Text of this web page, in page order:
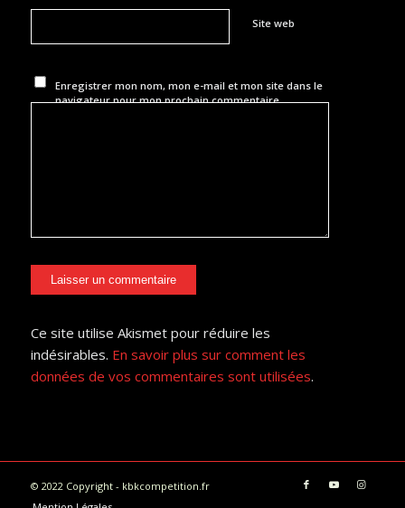
Site web
Enregistrer mon nom, mon e-mail et mon site dans le
navigateur pour mon prochain commentaire.
Ce site utilise Akismet pour réduire les
indésirables. En savoir plus sur comment les
données de vos commentaires sont utilisées.
© 2022 Copyright - kbkcompetition.fr